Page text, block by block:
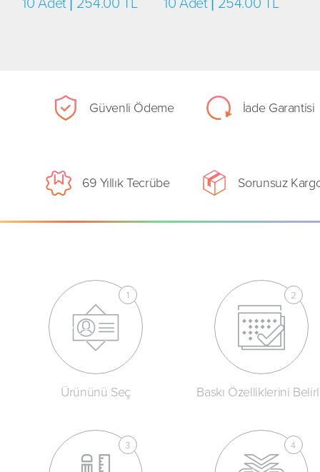
10 Adet | 254.00 TL 10 Adet | 254.00 TL
Güvenli Ödeme İade Garantisi
69 Yıllık Tecrübe Sorunsuz
Ürününü Seç Baskı Özelliklerini